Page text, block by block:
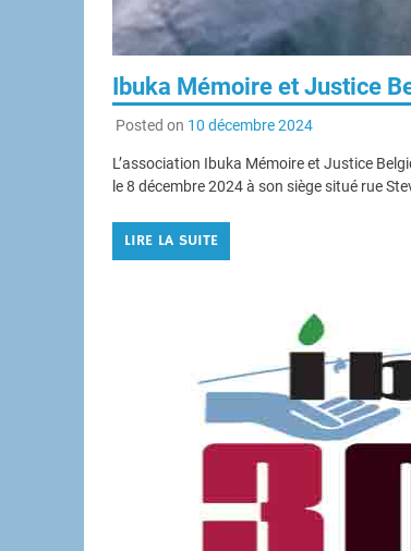
Ibuka Mémoire et Justice
Posted on 10 décembre 2024
L’association Ibuka Mémoire et Justice
le 8 décembre 2024 à son siège situé rue
LIRE LA SUITE